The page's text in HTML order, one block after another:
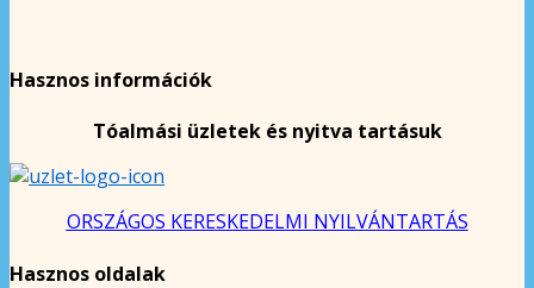
Hasznos információk
Tóalmási üzletek és nyitva tartásuk
ORSZÁGOS KERESKEDELMI NYILVÁNTARTÁS
Hasznos oldalak